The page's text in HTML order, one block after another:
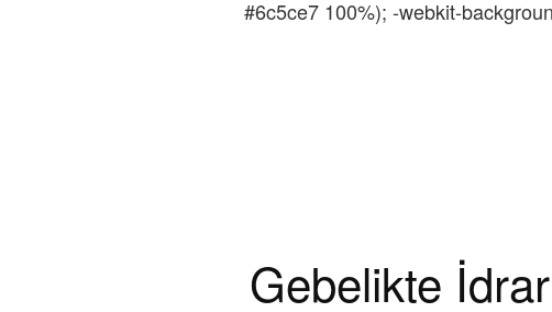
#6c5ce7 100%); -webkit-
Gebelikte